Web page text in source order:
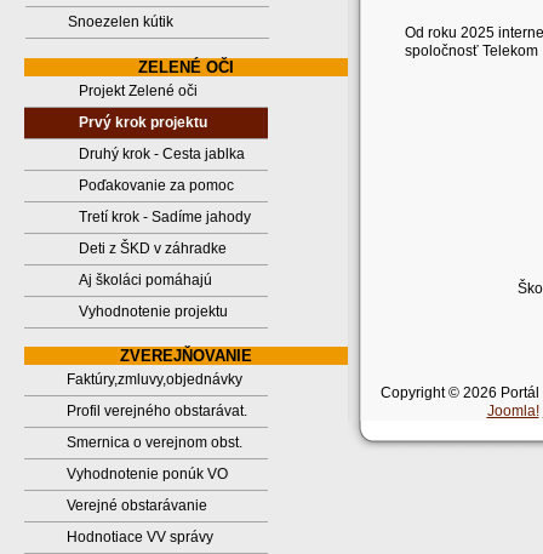
Snoezelen kútik
ZELENÉ OČI
Projekt Zelené oči
Prvý krok projektu
Druhý krok - Cesta jablka
Poďakovanie za pomoc
Tretí krok - Sadíme jahody
Deti z ŠKD v záhradke
Aj školáci pomáhajú
Vyhodnotenie projektu
ZVEREJŇOVANIE
Faktúry,zmluvy,objednávky
Profil verejného obstarávat.
Smernica o verejnom obst.
Vyhodnotenie ponúk VO
Verejné obstarávanie
Hodnotiace VV správy
Od roku 2025
spoločnosť Telekom
Copyright © 2026 Portál
Joomla!